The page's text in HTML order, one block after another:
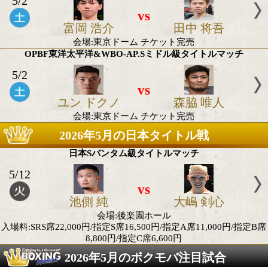
WBO-APフェザー級タイトルマッチ
5/6
藤田 健児
vs
武藤 涼
会場:後楽園ホール
入場料:RS席 16,500円/指定S席 11,000円/指定A席
5,500円/指定C席 3,300円
OPBF東洋太平洋ウェルター級タイトルマッ
5/2
田中 空 佐々木
会場:東京ドーム チケット完売
WBO-APフライ級タイトルマッチ
vs